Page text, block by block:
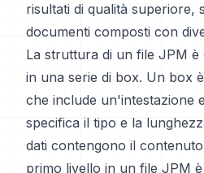
risultati di qualità superiore,
documenti composti con
La struttura di un file JPM è
in una serie di box. Un box
che include un'intestazione
specifica il tipo e la
dati contengono il
primo livello in un file JPM